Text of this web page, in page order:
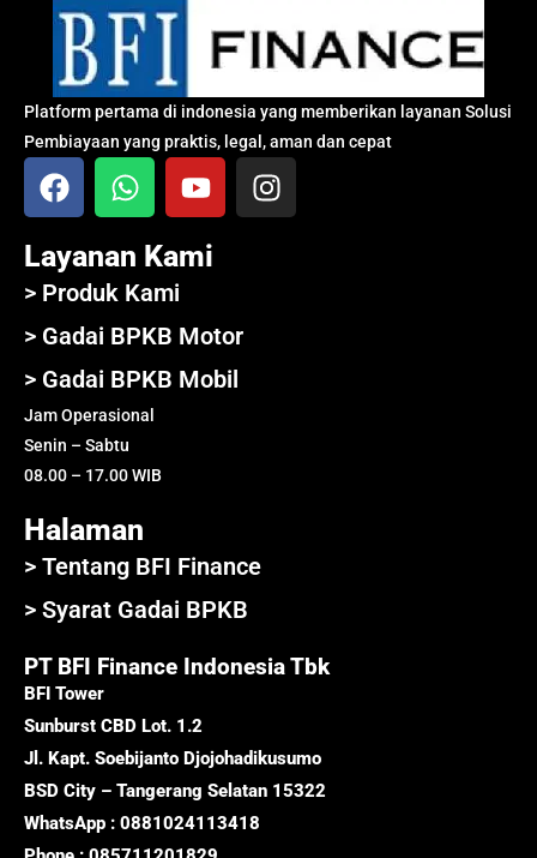
Platform pertama di indonesia yang memberikan layanan Solusi
Pembiayaan yang praktis, legal, aman dan cepat
Layanan Kami
> Produk Kami
> Gadai BPKB Motor
> Gadai BPKB Mobil
Jam Operasional
Senin – Sabtu
08.00 – 17.00 WIB
Halaman
> Tentang BFI Finance
> Syarat Gadai BPKB
PT BFI Finance Indonesia Tbk
BFI Tower
Sunburst CBD Lot. 1.2
Jl. Kapt. Soebijanto Djojohadikusumo
BSD City – Tangerang Selatan 15322
WhatsApp : 0881024113418